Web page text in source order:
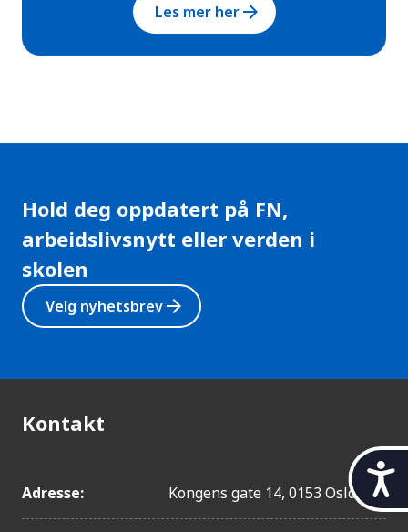
t
l
Les mer herarrow_forward
Hold deg oppdatert på FN,
arbeidslivsnytt eller verden i
skolen
Velg nyhetsbrevarrow_forward
Kontakt
Adresse: Kongens gate 14, 0153 Oslo